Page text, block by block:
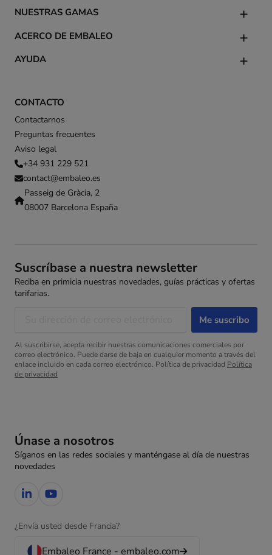
CONTACTO
Contactarnos
Preguntas frecuentes
Aviso legal
+34 931 229 521
contact@embaleo.es
Passeig de Gràcia, 2
08007 Barcelona España
NUESTRAS GAMAS
ACERCO DE EMBALEO
AYUDA
Únase a nosotros
Síganos en las redes sociales y manténgase al día de nuestras
novedades
¿Envía usted desde Francia?
Embaleo France - embaleo.com
Suscríbase a nuestra newsletter
Reciba en primicia nuestras novedades, guías prácticas y ofertas
tarifarias.
Al suscribirse, acepta recibir nuestras comunicaciones comerciales por
correo electrónico. Puede darse de baja en cualquier momento a través del
enlace incluido en cada correo electrónico. Política de privacidad Política
de privacidad